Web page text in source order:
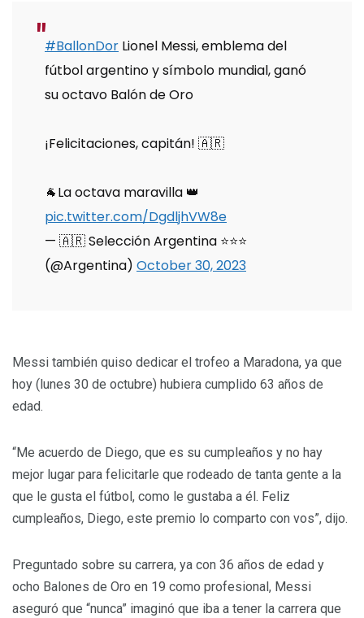
#BallonDor Lionel Messi, emblema del
fútbol argentino y símbolo mundial, ganó
su octavo Balón de Oro
¡Felicitaciones, capitán! 🇦🇷
🐐La octava maravilla 👑
pic.twitter.com/DgdljhVW8e
— 🇦🇷 Selección Argentina ⭐⭐⭐
(@Argentina) October 30, 2023
Messi también quiso dedicar el trofeo a Maradona, ya que
hoy (lunes 30 de octubre) hubiera cumplido 63 años de
edad.
“Me acuerdo de Diego, que es su cumpleaños y no hay
mejor lugar para felicitarle que rodeado de tanta gente a la
que le gusta el fútbol, como le gustaba a él. Feliz
cumpleaños, Diego, este premio lo comparto con vos”, dijo.
Preguntado sobre su carrera, ya con 36 años de edad y
ocho Balones de Oro en 19 como profesional, Messi
aseguró que “nunca” imaginó que iba a tener la carrera que